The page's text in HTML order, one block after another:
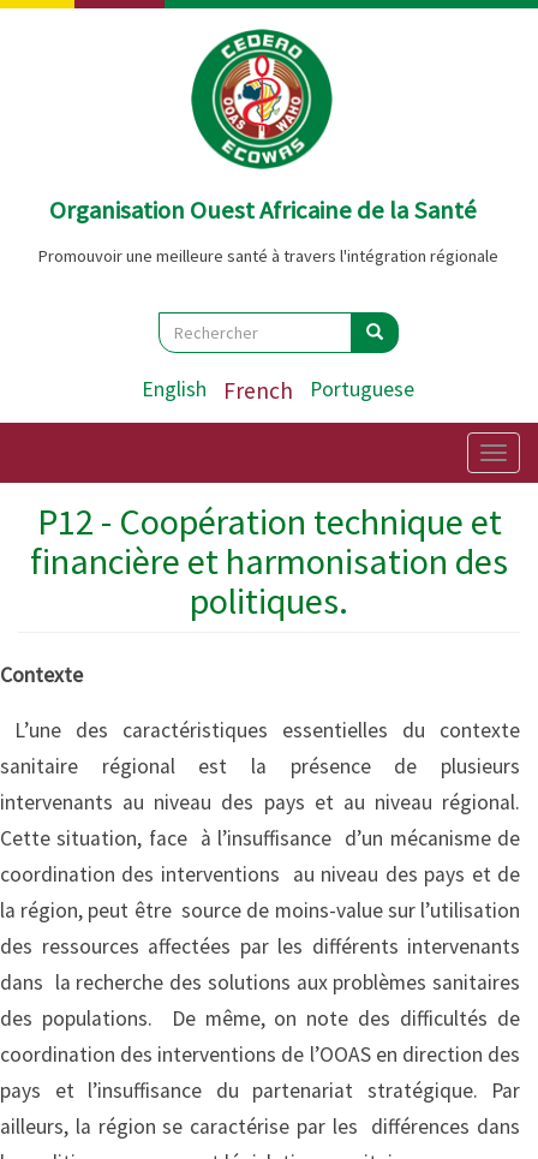
Aller
Organisation Ouest Africaine de la Santé
Promouvoir une meilleure santé à travers l'intégration régionale
Search
Rechercher Rechercher
English French Portuguese
P12 - Coopération technique et
financière et harmonisation des
politiques.
Contexte
L’une des caractéristiques essentielles du contexte
sanitaire régional est la présence de plusieurs
intervenants au niveau des pays et au niveau régional.
Cette situation, face à l’insuffisance d’un mécanisme de
coordination des interventions au niveau des pays et de
la région, peut être source de moins-value sur l’utilisation
des ressources affectées par les différents intervenants
dans la recherche des solutions aux problèmes sanitaires
des populations. De même, on note des difficultés de
coordination des interventions de l’OOAS en direction des
pays et l’insuffisance du partenariat stratégique. Par
ailleurs, la région se caractérise par les différences dans